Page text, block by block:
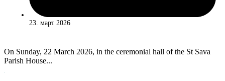
23. март 2026
On Sunday, 22 March 2026, in the ceremonial hall of the St Sava
Parish House...